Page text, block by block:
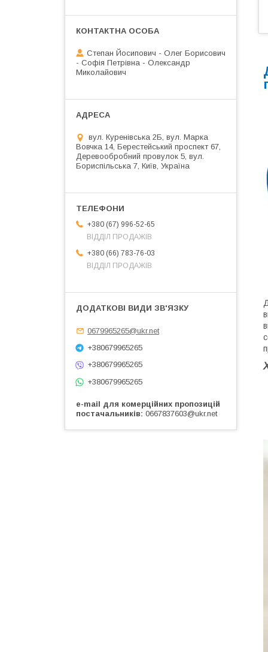
Степан Йосипович - Олег Борисович
- Софія Петрівна - Олександр
Миколайович
вул. Куренівська 2Б, вул. Марка
Вовчка 14, Берестейський проспект 67,
Деревообробний провулок 5, вул.
Бориспільська 7, Київ, Україна
+380 (67) 996-52-65
ВІДДІЛ ПРОДАЖІВ
+380 (66) 783-76-03
ВІДДІЛ ПРОДАЖІВ
0679965265@ukr.net
+380679965265
+380679965265
+380679965265
e-mail для комерційних пропозицій
постачальників 0667837603@ukr.net